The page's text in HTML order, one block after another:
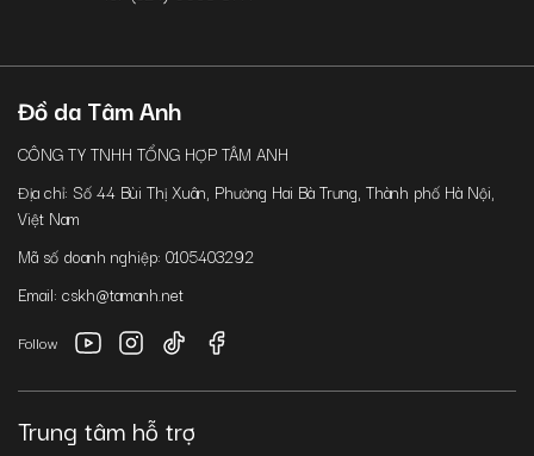
Đồ da Tâm Anh
CÔNG TY TNHH TỔNG HỢP TÂM ANH
Địa chỉ: Số 44 Bùi Thị Xuân, Phường Hai Bà Trưng, Thành phố Hà Nội,
Việt Nam
Mã số doanh nghiệp: 0105403292
Email: cskh@tamanh.net
Follow
Trung tâm hỗ trợ